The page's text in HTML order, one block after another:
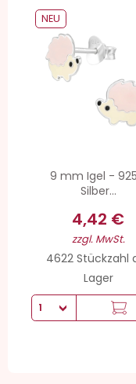
9 mm Igel -
Silber...
4,42 €
zzgl. MwSt.
4622 Stückzahl
Lager
NEU